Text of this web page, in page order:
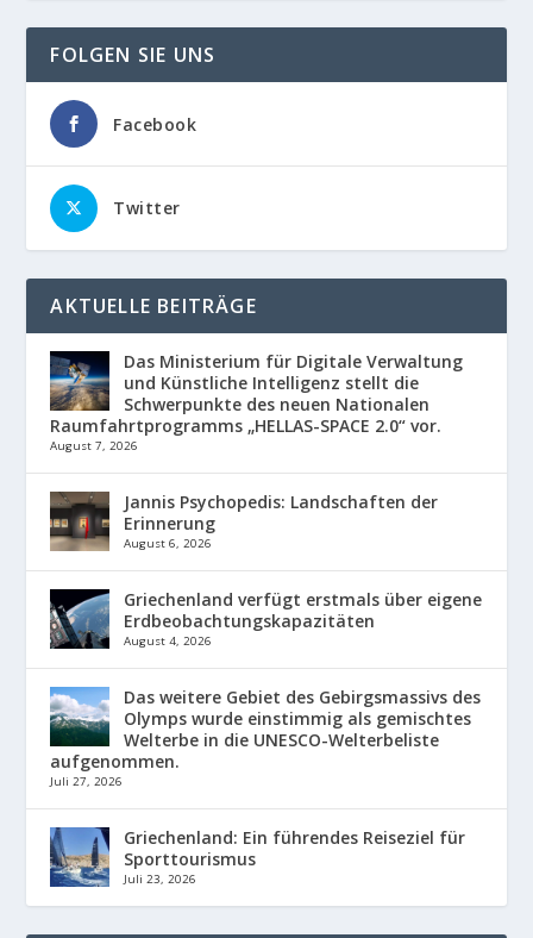
FOLGEN SIE UNS
Facebook
Twitter
AKTUELLE BEITRÄGE
Das Ministerium für Digitale Verwaltung
und Künstliche Intelligenz stellt die
Schwerpunkte des neuen Nationalen
Raumfahrtprogramms „HELLAS-SPACE 2.0“ vor.
August 7, 2026
Jannis Psychopedis: Landschaften der
Erinnerung
August 6, 2026
Griechenland verfügt erstmals über eigene
Erdbeobachtungskapazitäten
August 4, 2026
Das weitere Gebiet des Gebirgsmassivs des
Olymps wurde einstimmig als gemischtes
Welterbe in die UNESCO-Welterbeliste
aufgenommen.
Juli 27, 2026
Griechenland: Ein führendes Reiseziel für
Sporttourismus
Juli 23, 2026